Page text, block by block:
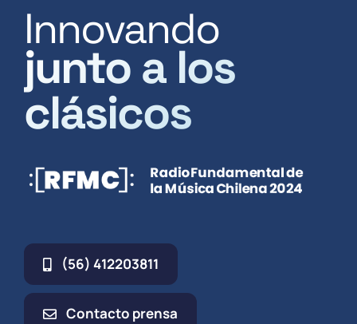
Innovando
junto a los
clásicos
(56) 412203811
Contacto prensa